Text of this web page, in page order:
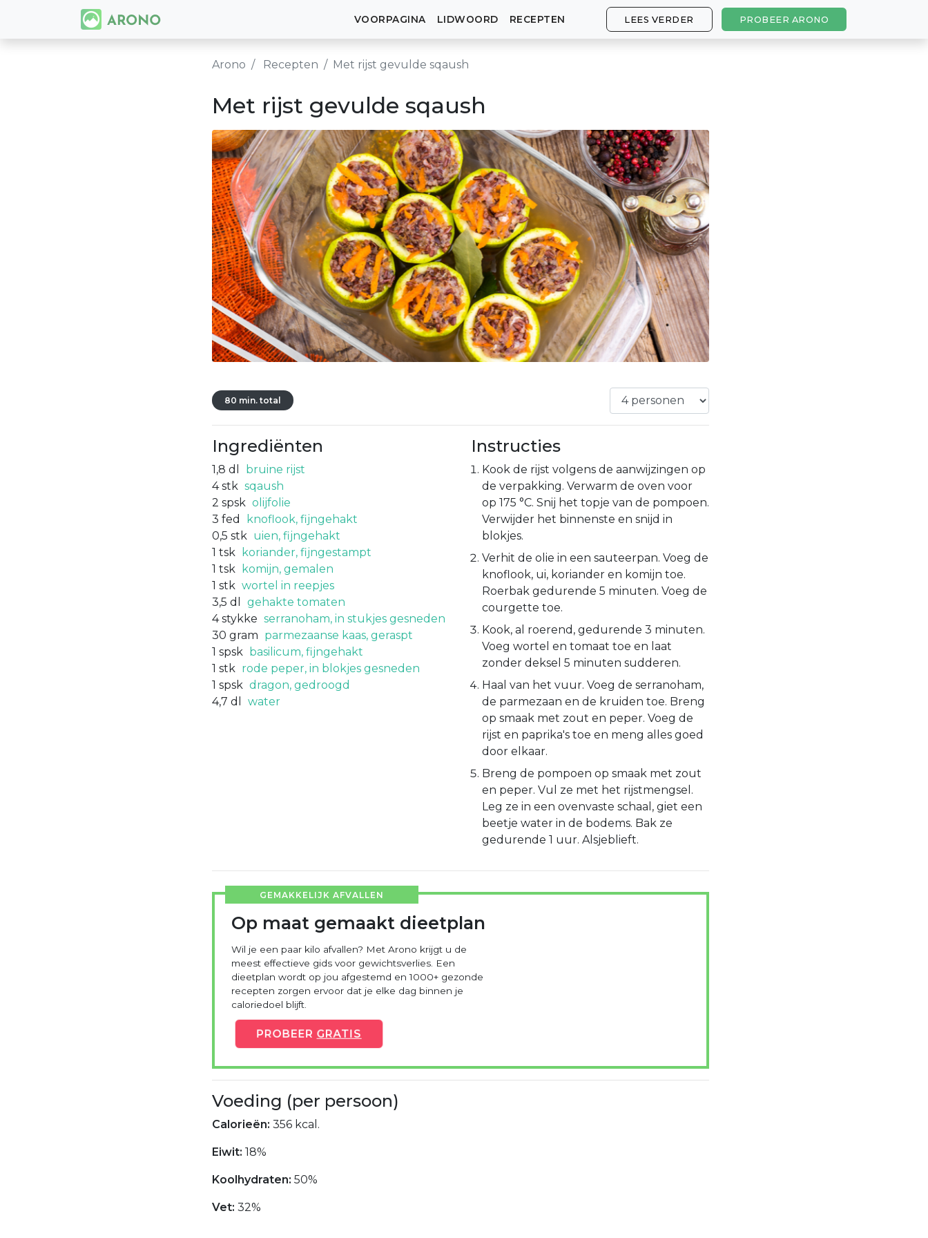
VOORPAGINA LIDWOORD RECEPTEN LEES VERDER PROBEER ARONO
Arono Recepten Met rijst gevulde sqaush
Met rijst gevulde sqaush
80 min. total
Ingrediënten
1,8 dl
bruine rijst
4 stk sqaush
2 spsk olijfolie
3 fed
knoflook, fijngehakt
0,5 stk uien, fijngehakt
1 tsk
koriander, fijngestampt
1 tsk
komijn, gemalen
1 stk wortel in reepjes
3,5 dl
gehakte tomaten
4 stykke serranoham, in stukjes gesneden
30 gram parmezaanse kaas, geraspt
1 spsk basilicum, fijngehakt
1 stk rode peper, in blokjes gesneden
1 spsk dragon, gedroogd
4,7 dl water
Instructies
Kook de rijst volgens de aanwijzingen op
de verpakking. Verwarm de oven voor
op 175 °C. Snij het topje van de pompoen.
Verwijder het binnenste en snijd in
blokjes.
Verhit de olie in een sauteerpan. Voeg de
knoflook, ui, koriander en komijn toe.
Roerbak gedurende 5 minuten. Voeg de
courgette toe.
Kook, al roerend, gedurende 3 minuten.
Voeg wortel en tomaat toe en laat
zonder deksel 5 minuten sudderen.
Haal van het vuur. Voeg de serranoham,
de parmezaan en de kruiden toe. Breng
op smaak met zout en peper. Voeg de
rijst en paprika's toe en meng alles goed
door elkaar.
Breng de pompoen op smaak met zout
en peper. Vul ze met het rijstmengsel.
Leg ze in een ovenvaste schaal, giet een
beetje water in de bodems. Bak ze
gedurende 1 uur. Alsjeblieft.
GEMAKKELIJK AFVALLEN
Op maat gemaakt dieetplan
Wil je een paar kilo afvallen? Met Arono krijgt u de
meest effectieve gids voor gewichtsverlies. Een
dieetplan wordt op jou afgestemd en 1000+ gezonde
recepten zorgen ervoor dat je elke dag binnen je
caloriedoel blijft.
PROBEER GRATIS
Voeding (per persoon)
Calorieën: 356 kcal.
Eiwit: 18%
Koolhydraten: 50%
Vet: 32%